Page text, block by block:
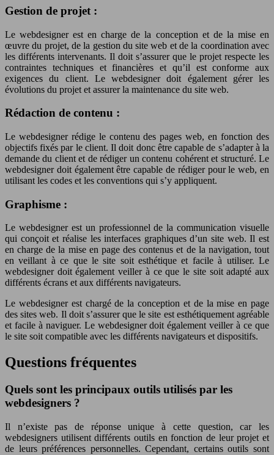
Gestion de projet :
Le webdesigner est en charge de la conception et de la mise en
œuvre du projet, de la gestion du site web et de la coordination avec
les différents intervenants. Il doit s’assurer que le projet respecte les
contraintes techniques et financières et qu’il est conforme aux
exigences du client. Le webdesigner doit également gérer les
évolutions du projet et assurer la maintenance du site web.
Rédaction de contenu :
Le webdesigner rédige le contenu des pages web, en fonction des
objectifs fixés par le client. Il doit donc être capable de s’adapter à la
demande du client et de rédiger un contenu cohérent et structuré. Le
webdesigner doit également être capable de rédiger pour le web, en
utilisant les codes et les conventions qui s’y appliquent.
Graphisme :
Le webdesigner est un professionnel de la communication visuelle
qui conçoit et réalise les interfaces graphiques d’un site web. Il est
en charge de la mise en page des contenus et de la navigation, tout
en veillant à ce que le site soit esthétique et facile à utiliser. Le
webdesigner doit également veiller à ce que le site soit adapté aux
différents écrans et aux différents navigateurs.
Le webdesigner est chargé de la conception et de la mise en page
des sites web. Il doit s’assurer que le site est esthétiquement agréable
et facile à naviguer. Le webdesigner doit également veiller à ce que
le site soit compatible avec les différents navigateurs et dispositifs.
Questions fréquentes
Quels sont les principaux outils utilisés par les
webdesigners ?
Il n’existe pas de réponse unique à cette question, car les
webdesigners utilisent différents outils en fonction de leur projet et
de leurs préférences personnelles. Cependant, certains outils sont